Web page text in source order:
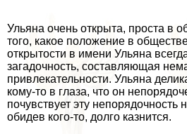
Ульяна очень открыта, проста в
того, какое положение в
открытости в имени Ульяна
загадочность, составляющая
привлекательности. Ульяна
кому-то в глаза, что он
почувствует эту непорядочность
обидев кого-то, долго казнится.